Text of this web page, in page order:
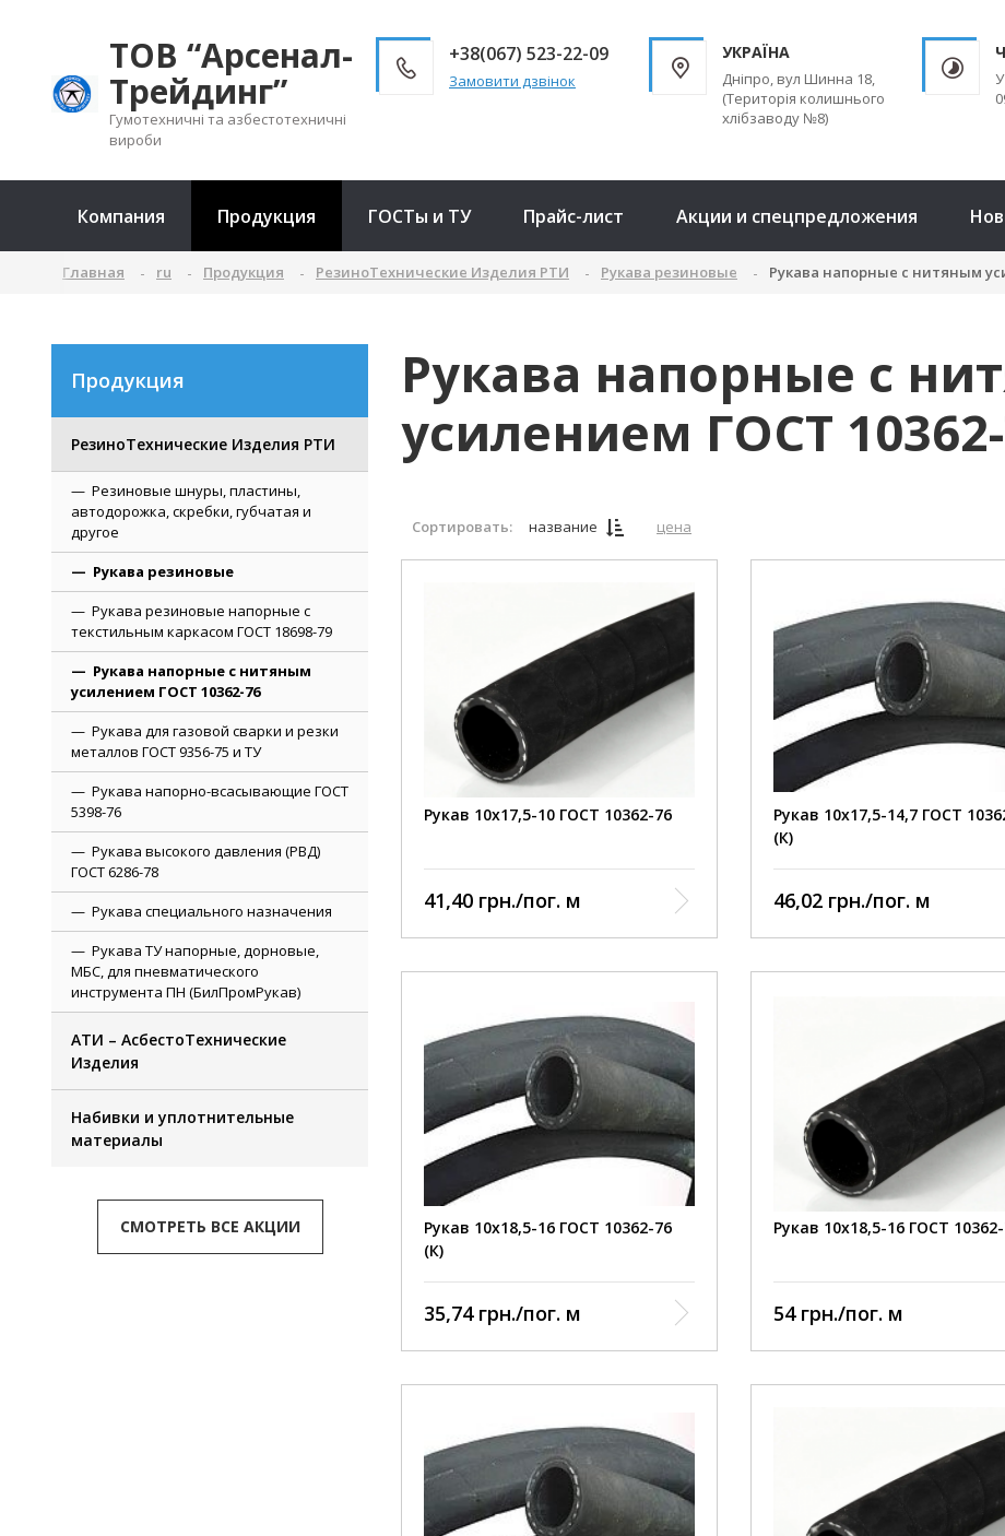
ТОВ “Арсенал-
Трейдинг”
Гумотехничні та азбестотехничні
вироби
+38(067) 523-22-09
Замовити дзвінок
УКРАЇНА
Дніпро, вул Шинна 18,
(Територія колишнього
хлібзаводу №8)
Компания Продукция ГОСТы и ТУ Прайс-лист Акции и спецпредложения
Главная ru Продукция РезиноТехнические Изделия РТИ Рукава резиновые Рукава напорные с нитяным
Продукция
РезиноТехнические Изделия РТИ
Резиновые шнуры, пластины,
автодорожка, скребки, губчатая и
другое
Рукава резиновые
Рукава резиновые напорные с
текстильным каркасом ГОСТ 18698-79
Рукава напорные с нитяным
усилением ГОСТ 10362-76
Рукава для газовой сварки и резки
металлов ГОСТ 9356-75 и ТУ
Рукава напорно-всасывающие ГОСТ
5398-76
Рукава высокого давления (РВД)
ГОСТ 6286-78
Рукава специального назначения
Рукава ТУ напорные, дорновые,
МБС, для пневматического
инструмента ПН (БилПромРукав)
АТИ – АсбестоТехнические
Изделия
Набивки и уплотнительные
материалы
СМОТРЕТЬ ВСЕ АКЦИИ
Рукава напорные с
усилением ГОСТ
Сортировать: название цена
Рукав 10х17,5-10 ГОСТ 10362-76
41,40 грн./пог. м
Рукав 10х17,5-14,7 ГОСТ
(К)
46,02 грн./пог. м
Рукав 10х18,5-16 ГОСТ 10362-76
(К)
35,74 грн./пог. м
Рукав 10х18,5-16 ГОСТ
54 грн./пог. м